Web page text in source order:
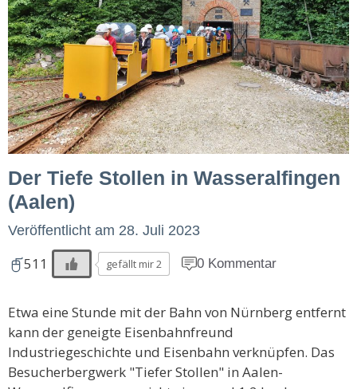
Der Tiefe Stollen in Wasseralfingen
(Aalen)
Veröffentlicht am 28. Juli 2023
511 gefällt mir 2 0 Kommentar
Etwa eine Stunde mit der Bahn von Nürnberg entfernt
kann der geneigte Eisenbahnfreund
Industriegeschichte und Eisenbahn verknüpfen. Das
Besucherbergwerk "Tiefer Stollen" in Aalen-